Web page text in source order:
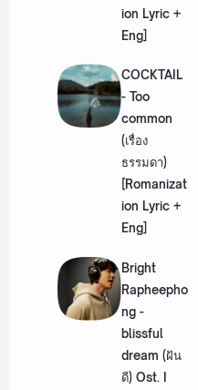
ion Lyric +
Eng]
COCKTAIL
- Too
common
(เรื่อง
ธรรมดา)
[Romanizat
ion Lyric +
Eng]
Bright
Rapheepho
ng -
blissful
dream (ฝัน
ดี) Ost. I